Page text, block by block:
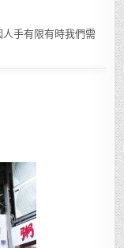
手有限有時我們需